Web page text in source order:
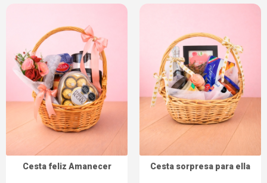
Cesta feliz Amanecer Cesta sorpresa para ella